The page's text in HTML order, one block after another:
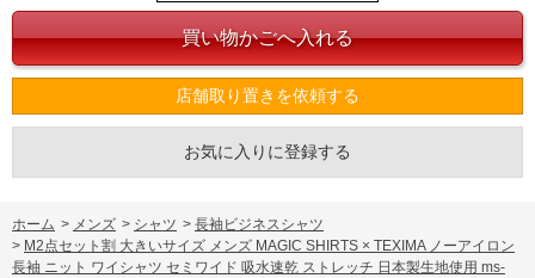
店舗取り置きを依頼する
お気に入りに登録する
ホーム > メンズ > シャツ > 長袖ビジネスシャツ
> M2点セット割 大きいサイズ メンズ MAGIC SHIRTS × TEXIMA ノーアイロン
長袖 ニット ワイシャツ セミワイド 吸水速乾 ストレッチ 日本製生地使用 ms-